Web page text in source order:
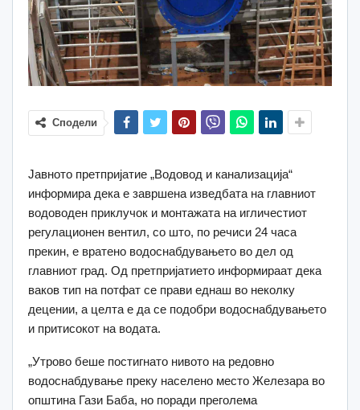
Сподели
Јавното претпријатие „Водовод и канализација“
информира дека е завршена изведбата на главниот
водоводен приклучок и монтажата на игличестиот
регулационен вентил, со што, по речиси 24 часа
прекин, е вратено водоснабдувањето во дел од
главниот град. Од претпријатието информираат дека
ваков тип на потфат се прави еднаш во неколку
децении, а целта е да се подобри водоснабдувањето
и притисокот на водата.
„Утрово беше постигнато нивото на редовно
водоснабдување преку населено место Железара во
општина Гази Баба, но поради преголема